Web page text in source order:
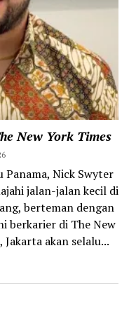
New York Times
Panama, Nick Swyter
jalan-jalan kecil di
berteman dengan
berkarier di The New
akan selalu...